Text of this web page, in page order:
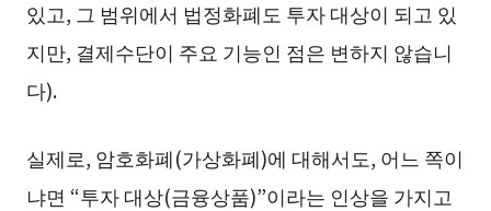
있고, 그 범위에서 법정화폐도 투자 대상이 되고 있
지만, 결제수단이 주요 기능인 점은 변하지 않습니
다).
실제로, 암호화폐(가상화폐)에 대해서도, 어느 쪽이
냐면 “투자 대상(금융상품)”이라는 인상을 가지고